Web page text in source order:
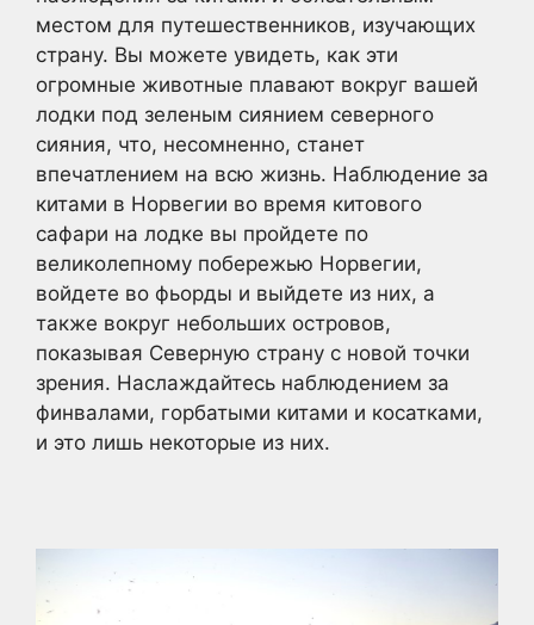
местом для путешественников, изучающих
страну. Вы можете увидеть, как эти
огромные животные плавают вокруг вашей
лодки под зеленым сиянием северного
сияния, что, несомненно, станет
впечатлением на всю жизнь. Наблюдение за
китами в Норвегии во время китового
сафари на лодке вы пройдете по
великолепному побережью Норвегии,
войдете во фьорды и выйдете из них, а
также вокруг небольших островов,
показывая Северную страну с новой точки
зрения. Наслаждайтесь наблюдением за
финвалами, горбатыми китами и косатками,
и это лишь некоторые из них.